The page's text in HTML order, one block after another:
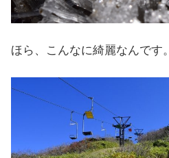
ほら、こんなに綺麗なんです。